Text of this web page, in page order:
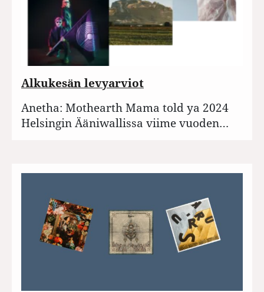
Alkukesän levyarviot
Anetha: Mothearth Mama told ya 2024
Helsingin Ääniwallissa viime vuoden…